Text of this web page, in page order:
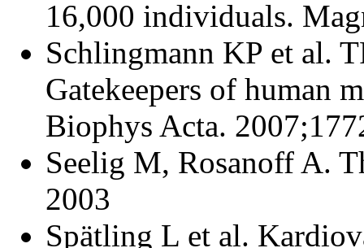
16,000 individuals.
Schlingmann KP et al.
Gatekeepers of human
Biophys Acta.
Seelig M, Rosanoff A.
2003
Spätling L et al.